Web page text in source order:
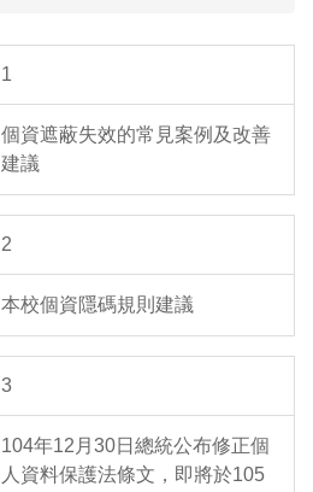
1
個資遮蔽失效的常見案例及改善
建議
2
本校個資隱碼規則建議
3
104年12月30日總統公布修正個
人資料保護法條文，即將於105